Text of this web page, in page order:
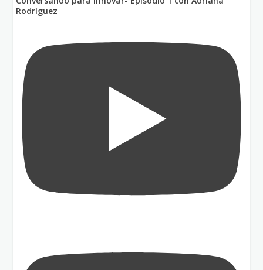
Rodríguez